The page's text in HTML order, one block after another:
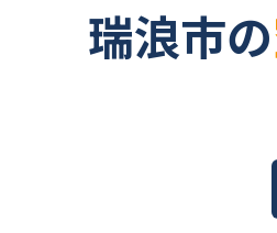
瑞浪市の